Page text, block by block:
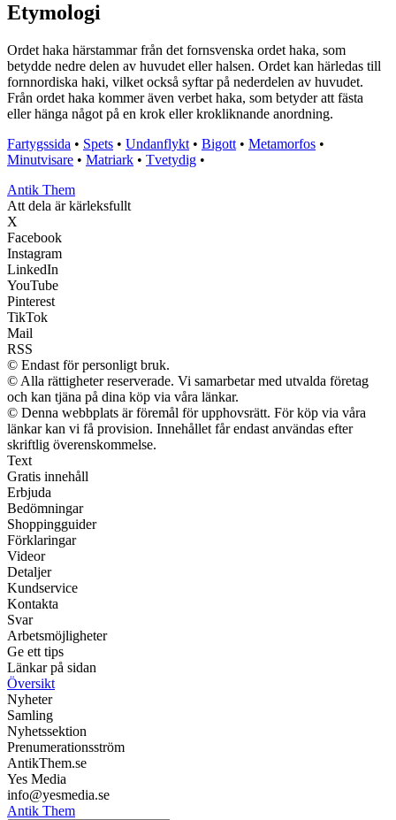
Etymologi
Ordet haka härstammar från det fornsvenska ordet haka, som
betydde nedre delen av huvudet eller halsen. Ordet kan härledas till
fornnordiska haki, vilket också syftar på nederdelen av huvudet.
Från ordet haka kommer även verbet haka, som betyder att fästa
eller hänga något på en krok eller krokliknande anordning.
Fartygssida • Spets • Undanflykt • Bigott • Metamorfos •
Minutvisare • Matriark • Tvetydig •
Antik Them
Att dela är kärleksfullt
X
Facebook
Instagram
LinkedIn
YouTube
Pinterest
TikTok
Mail
RSS
© Endast för personligt bruk.
© Alla rättigheter reserverade. Vi samarbetar med utvalda företag
och kan tjäna på dina köp via våra länkar.
© Denna webbplats är föremål för upphovsrätt. För köp via våra
länkar kan vi få provision. Innehållet får endast användas efter
skriftlig överenskommelse.
Text
Gratis innehåll
Erbjuda
Bedömningar
Shoppingguider
Förklaringar
Videor
Detaljer
Kundservice
Kontakta
Svar
Arbetsmöjligheter
Ge ett tips
Länkar på sidan
Översikt
Nyheter
Samling
Nyhetssektion
Prenumerationsström
AntikThem.se
Yes Media
info@yesmedia.se
Antik Them